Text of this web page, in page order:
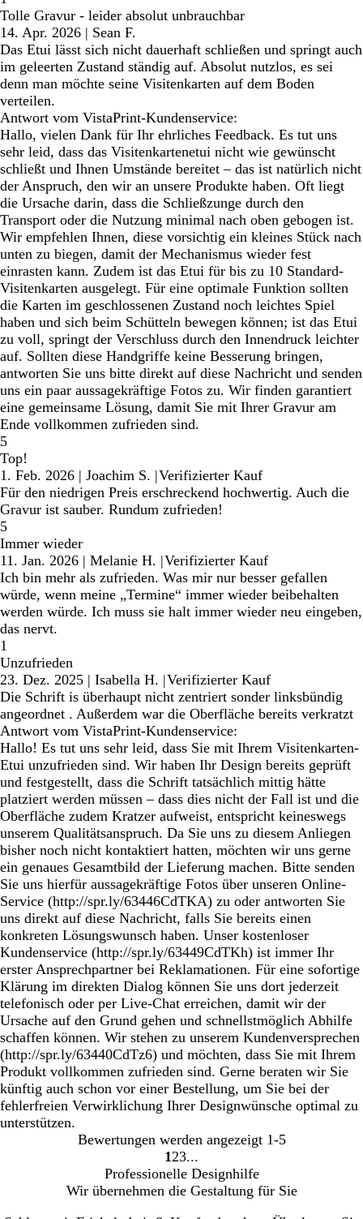
Tolle Gravur - leider absolut unbrauchbar
14. Apr. 2026 | Sean F.
Das Etui lässt sich nicht dauerhaft schließen und springt auch
im geleerten Zustand ständig auf. Absolut nutzlos, es sei
denn man möchte seine Visitenkarten auf dem Boden
verteilen.
Antwort vom VistaPrint-Kundenservice:
Hallo, vielen Dank für Ihr ehrliches Feedback. Es tut uns
sehr leid, dass das Visitenkartenetui nicht wie gewünscht
schließt und Ihnen Umstände bereitet – das ist natürlich nicht
der Anspruch, den wir an unsere Produkte haben. Oft liegt
die Ursache darin, dass die Schließzunge durch den
Transport oder die Nutzung minimal nach oben gebogen ist.
Wir empfehlen Ihnen, diese vorsichtig ein kleines Stück nach
unten zu biegen, damit der Mechanismus wieder fest
einrasten kann. Zudem ist das Etui für bis zu 10 Standard-
Visitenkarten ausgelegt. Für eine optimale Funktion sollten
die Karten im geschlossenen Zustand noch leichtes Spiel
haben und sich beim Schütteln bewegen können; ist das Etui
zu voll, springt der Verschluss durch den Innendruck leichter
auf. Sollten diese Handgriffe keine Besserung bringen,
antworten Sie uns bitte direkt auf diese Nachricht und senden
uns ein paar aussagekräftige Fotos zu. Wir finden garantiert
eine gemeinsame Lösung, damit Sie mit Ihrer Gravur am
Ende vollkommen zufrieden sind.
5
Top!
1. Feb. 2026 | Joachim S. |Verifizierter Kauf
Für den niedrigen Preis erschreckend hochwertig. Auch die
Gravur ist sauber. Rundum zufrieden!
5
Immer wieder
11. Jan. 2026 | Melanie H. |Verifizierter Kauf
Ich bin mehr als zufrieden. Was mir nur besser gefallen
würde, wenn meine „Termine“ immer wieder beibehalten
werden würde. Ich muss sie halt immer wieder neu eingeben,
das nervt.
1
Unzufrieden
23. Dez. 2025 | Isabella H. |Verifizierter Kauf
Die Schrift is überhaupt nicht zentriert sonder linksbündig
angeordnet . Außerdem war die Oberfläche bereits verkratzt
Antwort vom VistaPrint-Kundenservice:
Hallo! Es tut uns sehr leid, dass Sie mit Ihrem Visitenkarten-
Etui unzufrieden sind. Wir haben Ihr Design bereits geprüft
und festgestellt, dass die Schrift tatsächlich mittig hätte
platziert werden müssen – dass dies nicht der Fall ist und die
Oberfläche zudem Kratzer aufweist, entspricht keineswegs
unserem Qualitätsanspruch. Da Sie uns zu diesem Anliegen
bisher noch nicht kontaktiert hatten, möchten wir uns gerne
ein genaues Gesamtbild der Lieferung machen. Bitte senden
Sie uns hierfür aussagekräftige Fotos über unseren Online-
Service (http://spr.ly/63446CdTKA) zu oder antworten Sie
uns direkt auf diese Nachricht, falls Sie bereits einen
konkreten Lösungswunsch haben. Unser kostenloser
Kundenservice (http://spr.ly/63449CdTKh) ist immer Ihr
erster Ansprechpartner bei Reklamationen. Für eine sofortige
Klärung im direkten Dialog können Sie uns dort jederzeit
telefonisch oder per Live-Chat erreichen, damit wir der
Ursache auf den Grund gehen und schnellstmöglich Abhilfe
schaffen können. Wir stehen zu unserem Kundenversprechen
(http://spr.ly/63440CdTz6) und möchten, dass Sie mit Ihrem
Produkt vollkommen zufrieden sind. Gerne beraten wir Sie
künftig auch schon vor einer Bestellung, um Sie bei der
fehlerfreien Verwirklichung Ihrer Designwünsche optimal zu
unterstützen.
Bewertungen werden angezeigt 1-5
Gehe
zu
Seite
1 Gehe
zu
Seite
2 Gehe
zu
Seite
3
Professionelle Designhilfe
Wir übernehmen die Gestaltung für Sie